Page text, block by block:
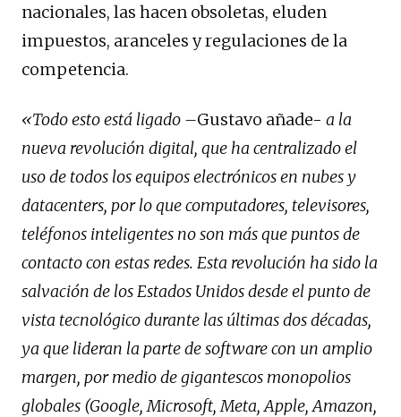
nacionales, las hacen obsoletas, eluden
impuestos, aranceles y regulaciones de la
competencia.
«Todo esto está ligado –Gustavo añade- a la
nueva revolución digital, que ha centralizado el
uso de todos los equipos electrónicos en nubes y
datacenters, por lo que computadores, televisores,
teléfonos inteligentes no son más que puntos de
contacto con estas redes. Esta revolución ha sido la
salvación de los Estados Unidos desde el punto de
vista tecnológico durante las últimas dos décadas,
ya que lideran la parte de software con un amplio
margen, por medio de gigantescos monopolios
globales (Google, Microsoft, Meta, Apple, Amazon,